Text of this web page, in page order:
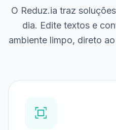
O Reduz.ia traz
dia. Edite textos e
ambiente limpo, direto